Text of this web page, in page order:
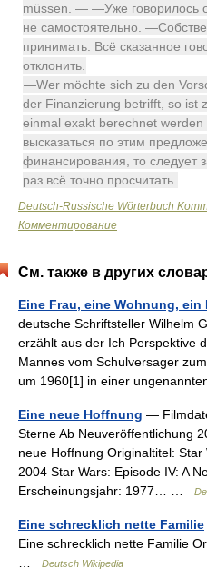
müssen. — —Уже говорилось
не самостоятельно.
принимать. Всё сказанное
отклонить.
—Wer möchte sich zu den
der Finanzierung betrifft, so ist
einmal exakt berechnet
высказаться по этим
финансирования, то следует
раз всё точно просчитать.
Deutsch-Russische Wörterbuch
Комментирование
См. также в других
Eine Frau, eine Wohnung, ein
deutsche Schriftsteller Wilhelm
erzählt aus der Ich Perspektive
Mannes vom Schulversager
um 1960[1] in einer
Eine neue Hoffnung —
Sterne Ab Neuveröffentlichung
neue Hoffnung Originaltitel:
2004 Star Wars: Episode IV: A
Erscheinungsjahr: 1977… …
Eine schrecklich nette Familie
Eine schrecklich nette Familie
Deutsch Wikipedia